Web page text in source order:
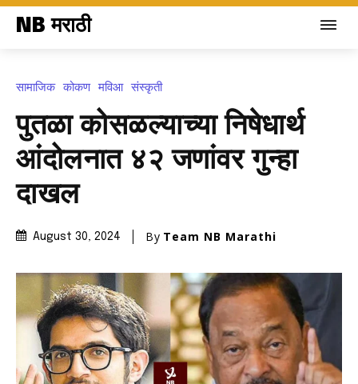
NB मराठी
सामाजिक कोकण मविआ संस्कृती
पुतळा कोसळल्याच्या निषेधार्थ
आंदोलनात ४२ जणांवर गुन्हा
दाखल
August 30, 2024 By Team NB Marathi